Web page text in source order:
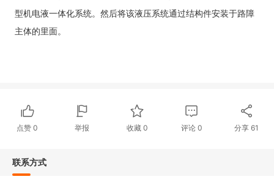
型机电液一体化系统。然后将该液压系统通过结构件安装于路障
主体的里面。
点赞0 举报 收藏 0 评论0 分享61
联系方式